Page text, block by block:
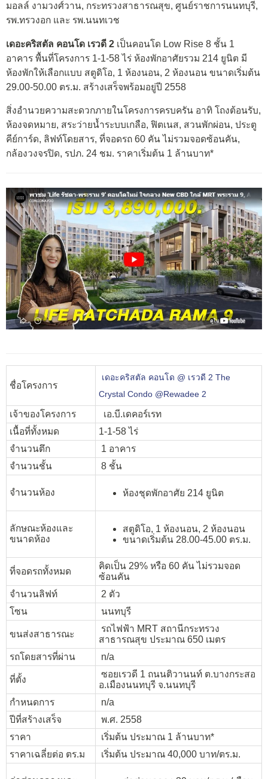
มอลล์ งามวงศ์วาน, กระทรวงสาธารณสุข, ศูนย์ราชการนนทบุรี,
รพ.ทรวงอก และ รพ.นนทเวช
เดอะคริสตัล คอนโด เรวดี 2 เป็นคอนโด Low Rise 8 ชั้น 1
อาคาร พื้นที่โครงการ 1-1-58 ไร่ ห้องพักอาศัยรวม 214 ยูนิต มี
ห้องพักให้เลือกแบบ สตูดิโอ, 1 ห้องนอน, 2 ห้องนอน ขนาดเริ่มต้น
29.00-50.00 ตร.ม. สร้างเสร็จพร้อมอยู่ปี 2558
สิ่งอำนวยความสะดวกภายในโครงการครบครัน อาทิ โถงต้อนรับ,
ห้องจดหมาย, สระว่ายน้ำระบบเกลือ, ฟิตเนส, สวนพักผ่อน, ประตู
คีย์การ์ด, ลิฟท์โดยสาร, ที่จอดรถ 60 คัน ไม่รวมจอดซ้อนคัน,
กล้องวงจรปิด, รปภ. 24 ชม. ราคาเริ่มต้น 1 ล้านบาท*
ชื่อโครงการ
เดอะคริสตัล คอนโด @ เรวดี 2 The
Crystal Condo @Rewadee 2
เจ้าของโครงการ
เอ.บี.เดคอร์เรท
เนื้อที่ทั้งหมด
1-1-58 ไร่
จำนวนตึก
1 อาคาร
จำนวนชั้น
8 ชั้น
จำนวนห้อง ห้องชุดพักอาศัย 214 ยูนิต
ลักษณะห้องและ
ขนาดห้อง
สตูดิโอ, 1 ห้องนอน, 2 ห้องนอน
ขนาดเริ่มต้น 28.00-45.00 ตร.ม.
ที่จอดรถทั้งหมด
คิดเป็น 29% หรือ 60 คัน ไม่รวมจอด
ซ้อนคัน
จำนวนลิฟท์
2 ตัว
โซน
นนทบุรี
ขนส่งสาธารณะ
รถไฟฟ้า MRT สถานีกระทรวง
สาธารณสุข ประมาณ 650 เมตร
รถโดยสารที่ผ่าน
n/a
ที่ตั้ง
ซอยเรวดี 1 ถนนติวานนท์ ต.บางกระสอ
อ.เมืองนนทบุรี จ.นนทบุรี
กำหนดการ
n/a
ปีที่สร้างเสร็จ
พ.ศ. 2558
ราคา
เริ่มต้น ประมาณ 1 ล้านบาท*
ราคาเฉลี่ยต่อ ตร.ม
เริ่มต้น ประมาณ 40,000 บาท/ตร.ม.